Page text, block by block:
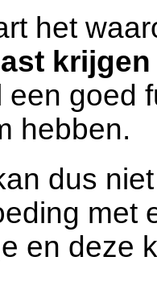
het
een goed
hebben.
dus
met
en deze